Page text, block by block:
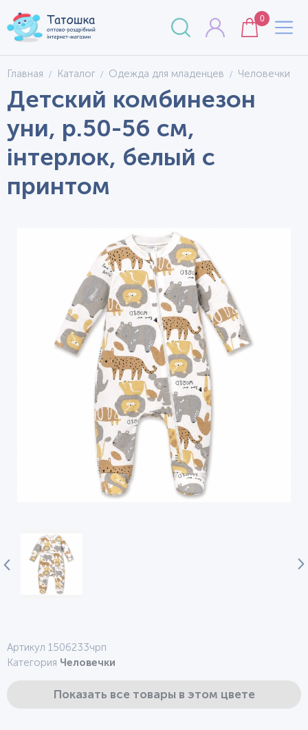
0
Главная Каталог Одежда для младенцев Человечки
Детский комбинезон
уни, р.50-56 см,
інтерлок, белый с
принтом
Артикул 1506233чрп
Категория Человечки
Показать все товары в этом цвете